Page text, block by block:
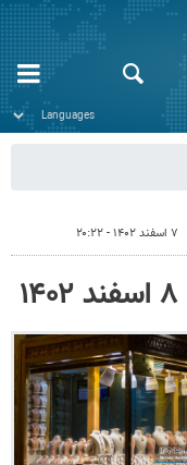
۷ اسفند ۱۴۰۲ - ۲۰:۲۲